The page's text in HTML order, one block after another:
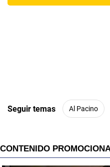
Seguir temas Al Pacino